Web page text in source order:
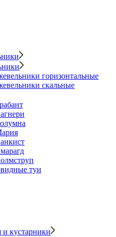
горизонтальные
скальные
туи
кустарники